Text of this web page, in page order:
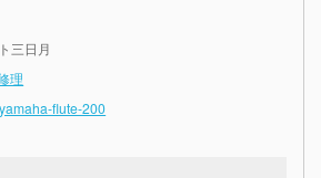
三日月
理
yamaha-flute-200